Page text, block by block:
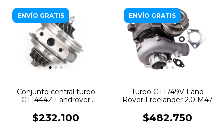
ENVÍO GRATIS
Conjunto central turbo
GT1444Z Landrover
$232.100
ENVÍO GRATIS
Turbo GT1749V Land
Rover Freelander 2.0 M47
$482.750